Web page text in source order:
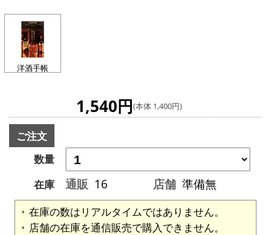
洋酒手帳
1,540円(本体 1,400円)
ご注文
数量
在庫
通販 16 店舗 準備無
在庫の数はリアルタイムではありません。
店舗の在庫を通信販売で購入できません。